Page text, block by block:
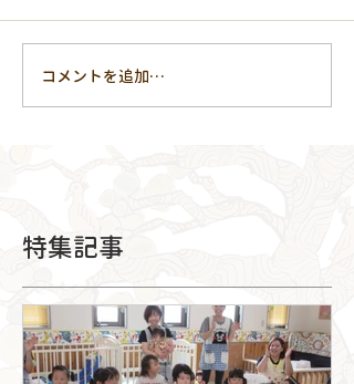
コメントを追加…
特集記事